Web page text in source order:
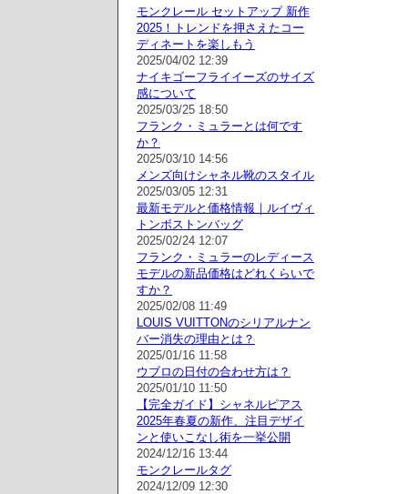
モンクレール セットアップ 新作
2025！トレンドを押さえたコー
ディネートを楽しもう
2025/04/02 12:39
ナイキゴーフライイーズのサイズ
感について
2025/03/25 18:50
フランク・ミュラーとは何です
か？
2025/03/10 14:56
メンズ向けシャネル靴のスタイル
2025/03/05 12:31
最新モデルと価格情報｜ルイヴィ
トンボストンバッグ
2025/02/24 12:07
フランク・ミュラーのレディース
モデルの新品価格はどれくらいで
すか？
2025/02/08 11:49
LOUIS VUITTONのシリアルナン
バー消失の理由とは？
2025/01/16 11:58
ウブロの日付の合わせ方は？
2025/01/10 11:50
【完全ガイド】シャネルピアス
2025年春夏の新作、注目デザイ
ンと使いこなし術を一挙公開
2024/12/16 13:44
モンクレールタグ
2024/12/09 12:30